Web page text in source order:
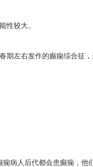
性较大。
期左右发作的癫痫综合征
病人后代都会患癫痫，